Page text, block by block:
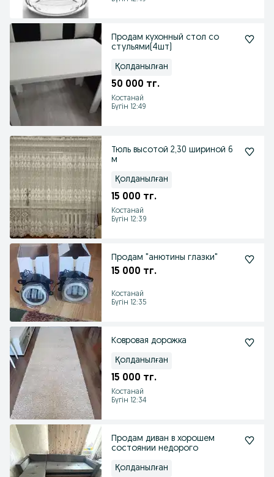
Продам кухонный стол со
стульями(4шт)
Қолданылған
50 000 тг.
Костанай
Бүгін 12:49
Тюль высотой 2,30 шириной 6
м
Қолданылған
15 000 тг.
Костанай
Бүгін 12:39
Продам "анютины глазки"
15 000 тг.
Костанай
Бүгін 12:35
Ковровая дорожка
Қолданылған
15 000 тг.
Костанай
Бүгін 12:34
Продам диван в хорошем
состоянии недорого
Қолданылған